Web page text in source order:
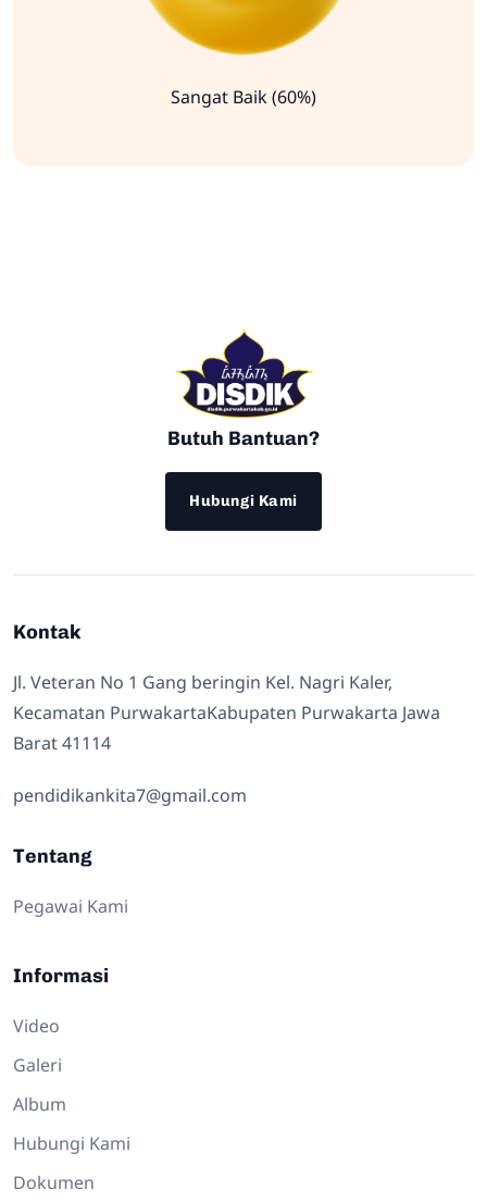
Sangat Baik (60%)
Butuh Bantuan?
Hubungi Kami
Kontak
Jl. Veteran No 1 Gang beringin Kel. Nagri Kaler,
Kecamatan PurwakartaKabupaten Purwakarta Jawa
Barat 41114
pendidikankita7@gmail.com
Tentang
Pegawai Kami
Informasi
Video
Galeri
Album
Hubungi Kami
Dokumen